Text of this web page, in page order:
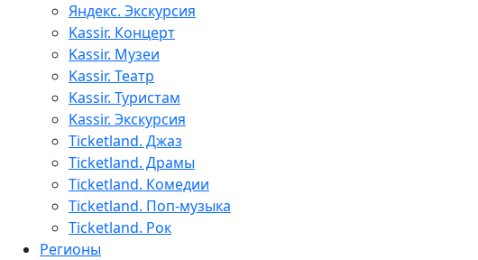
Яндекс. Экскурсия
Kassir. Концерт
Kassir. Музеи
Kassir. Театр
Kassir. Туристам
Kassir. Экскурсия
Ticketland. Джаз
Ticketland. Драмы
Ticketland. Комедии
Ticketland. Поп-музыка
Ticketland. Рок
Регионы